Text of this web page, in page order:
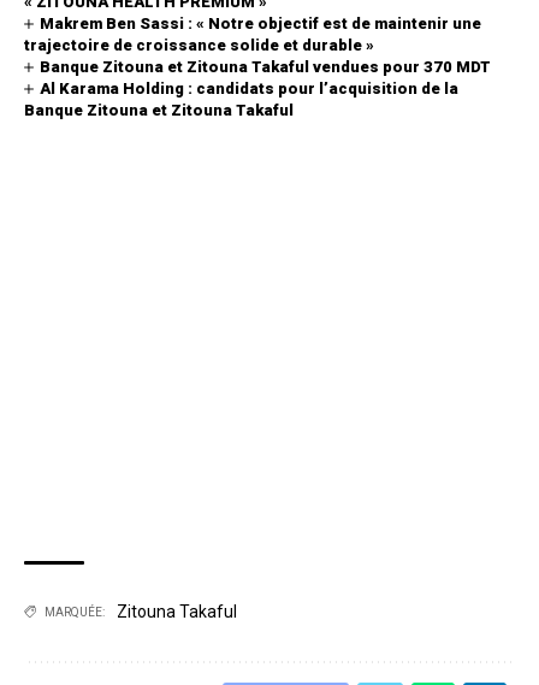
Makrem Ben Sassi : « Notre objectif est de maintenir une
trajectoire de croissance solide et durable »
Banque Zitouna et Zitouna Takaful vendues pour 370 MDT
Al Karama Holding : candidats pour l’acquisition de la
Banque Zitouna et Zitouna Takaful
MARQUÉE: Zitouna Takaful